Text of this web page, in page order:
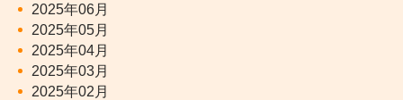
2025年06月
2025年05月
2025年04月
2025年03月
2025年02月